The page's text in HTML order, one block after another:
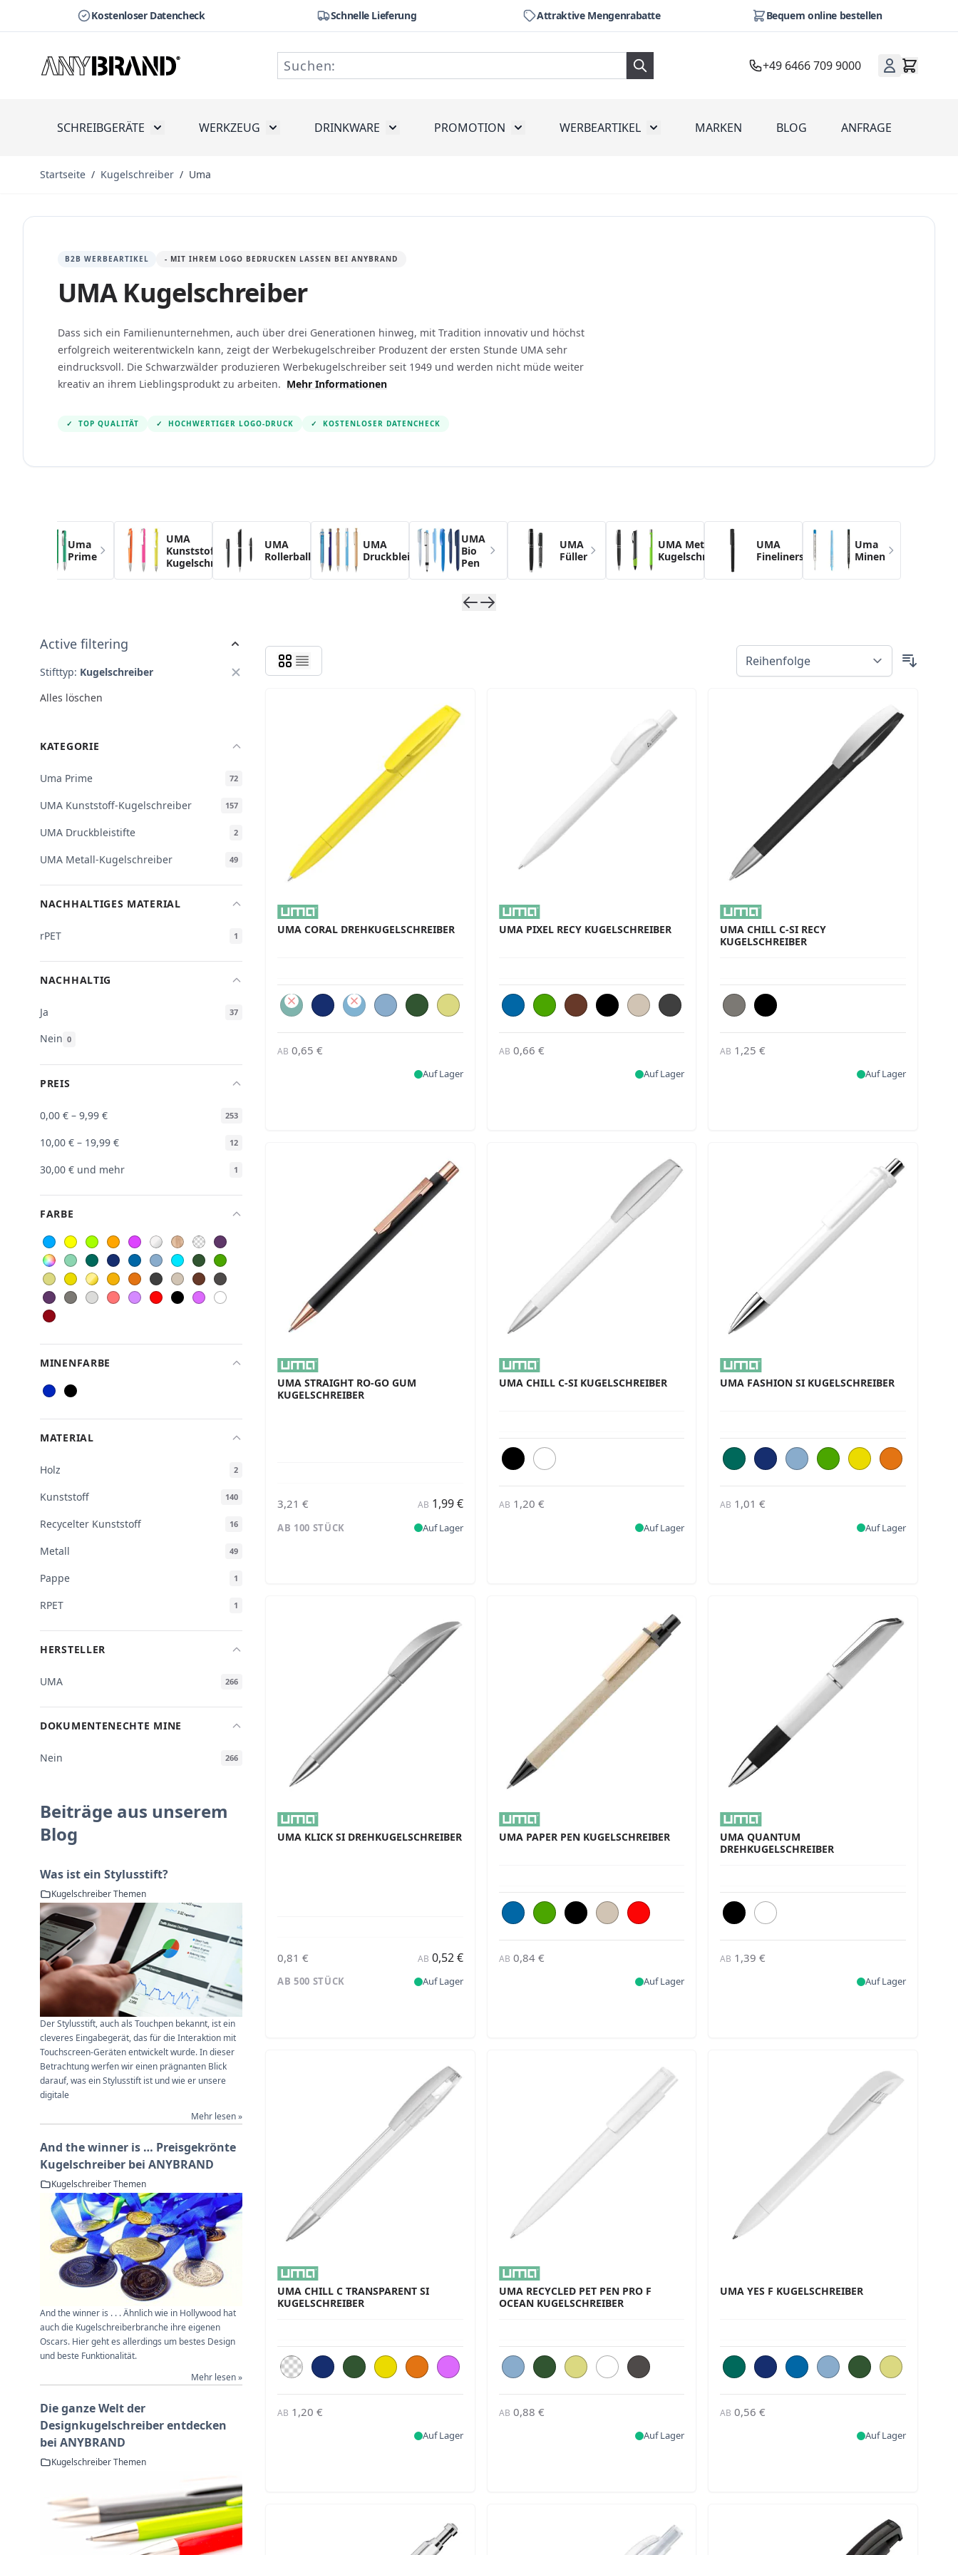
Kostenloser Datencheck Schnelle Lieferung Attraktive Mengenrabatte Bequem online bestellen
+49 6466 709 9000
SCHREIBGERÄTE Toggle submenu for Schreibgeräte
WERKZEUG Toggle submenu for Werkzeug
DRINKWARE Toggle submenu for Drinkware
PROMOTION Toggle submenu for Promotion
WERBEARTIKEL Toggle submenu for Werbeartikel
MARKEN BLOG ANFRAGE
Startseite / Kugelschreiber / Uma
B2B WERBEARTIKEL - MIT IHREM LOGO BEDRUCKEN LASSEN BEI ANYBRAND
UMA Kugelschreiber
Dass sich ein Familienunternehmen, auch über drei Generationen hinweg, mit Tradition innovativ und höchst
erfolgreich weiterentwickeln kann, zeigt der Werbekugelschreiber Produzent der ersten Stunde UMA sehr
eindrucksvoll. Die Schwarzwälder produzieren Werbekugelschreiber seit 1949 und werden nicht müde weiter
kreativ an ihrem Lieblingsprodukt zu arbeiten. Mehr Informationen
✓ TOP QUALITÄT ✓ HOCHWERTIGER LOGO-DRUCK ✓ KOSTENLOSER DATENCHECK
Navigating through the elements of the carousel is possible using the tab key. You can skip the carousel using the skip link.
Press to skip the carousel
Uma
Prime
UMA
Kunststoff-
Kugelschreiber
UMA
Rollerballs
UMA
Druckbleistifte
UMA
Bio
Pen
UMA
Füller
UMA Metall-
Kugelschreiber
UMA
Fineliners
Uma
Minen
Active filtering
Stifttyp: Kugelschreiber
Alles löschen
KATEGORIE
Uma Prime 72
UMA Kunststoff-Kugelschreiber 157
UMA Druckbleistifte 2
UMA Metall-Kugelschreiber 49
NACHHALTIGES MATERIAL
rPET 1
NACHHALTIG
Ja 37
Nein 0
PREIS
0,00 € – 9,99 € 253
10,00 € – 19,99 € 12
30,00 € und mehr 1
FARBE
MINENFARBE
MATERIAL
Holz 2
Kunststoff 140
Recycelter Kunststoff 16
Metall 49
Pappe 1
RPET 1
HERSTELLER
UMA 266
DOKUMENTENECHTE MINE
Nein 266
UMA CORAL DREHKUGELSCHREIBER
AB 0,65 €
Auf Lager
UMA PIXEL RECY KUGELSCHREIBER
AB 0,66 €
Auf Lager
UMA CHILL C-SI RECY
KUGELSCHREIBER
AB 1,25 €
Auf Lager
UMA STRAIGHT RO-GO GUM
KUGELSCHREIBER
3,21 € AB 1,99 €
AB 100 STÜCK Auf Lager
UMA CHILL C-SI KUGELSCHREIBER
AB 1,20 €
Auf Lager
UMA FASHION SI KUGELSCHREIBER
AB 1,01 €
Auf Lager
UMA KLICK SI DREHKUGELSCHREIBER
0,81 € AB 0,52 €
AB 500 STÜCK Auf Lager
UMA PAPER PEN KUGELSCHREIBER
AB 0,84 €
Auf Lager
UMA QUANTUM
DREHKUGELSCHREIBER
AB 1,39 €
Auf Lager
UMA CHILL C TRANSPARENT SI
KUGELSCHREIBER
AB 1,20 €
Auf Lager
UMA RECYCLED PET PEN PRO F
OCEAN KUGELSCHREIBER
AB 0,88 €
Auf Lager
UMA YES F KUGELSCHREIBER
AB 0,56 €
Auf Lager
Beiträge aus unserem
Blog
Was ist ein Stylusstift?
Kugelschreiber Themen
Der Stylusstift, auch als Touchpen bekannt, ist ein
cleveres Eingabegerät, das für die Interaktion mit
Touchscreen-Geräten entwickelt wurde. In dieser
Betrachtung werfen wir einen prägnanten Blick
darauf, was ein Stylusstift ist und wie er unsere
digitale
Mehr lesen »
And the winner is … Preisgekrönte
Kugelschreiber bei ANYBRAND
Kugelschreiber Themen
And the winner is . . . Ähnlich wie in Hollywood hat
auch die Kugelschreiberbranche ihre eigenen
Oscars. Hier geht es allerdings um bestes Design
und beste Funktionalität.
Mehr lesen »
Die ganze Welt der
Designkugelschreiber entdecken
bei ANYBRAND
Kugelschreiber Themen